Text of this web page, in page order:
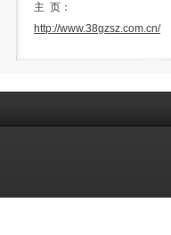
主 页：
http://www.38gzsz.com.cn/